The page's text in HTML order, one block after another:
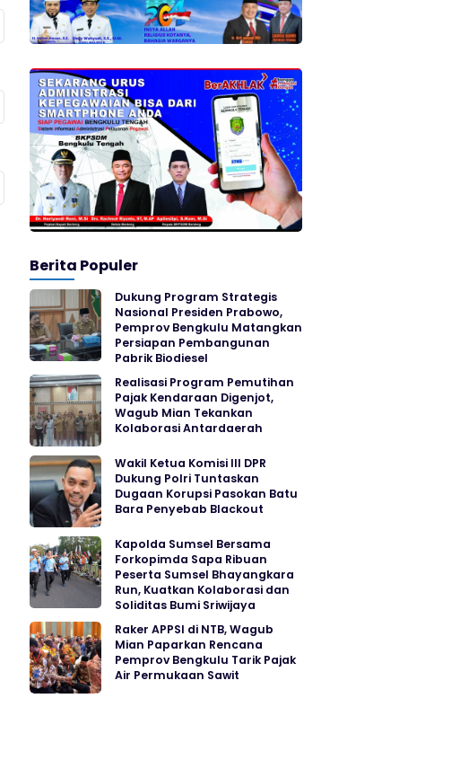
Berita Populer
Dukung Program Strategis
Nasional Presiden Prabowo,
Pemprov Bengkulu Matangkan
Persiapan Pembangunan
Pabrik Biodiesel
Realisasi Program Pemutihan
Pajak Kendaraan Digenjot,
Wagub Mian Tekankan
Kolaborasi Antardaerah
Wakil Ketua Komisi III DPR
Dukung Polri Tuntaskan
Dugaan Korupsi Pasokan Batu
Bara Penyebab Blackout
Kapolda Sumsel Bersama
Forkopimda Sapa Ribuan
Peserta Sumsel Bhayangkara
Run, Kuatkan Kolaborasi dan
Soliditas Bumi Sriwijaya
Raker APPSI di NTB, Wagub
Mian Paparkan Rencana
Pemprov Bengkulu Tarik Pajak
Air Permukaan Sawit